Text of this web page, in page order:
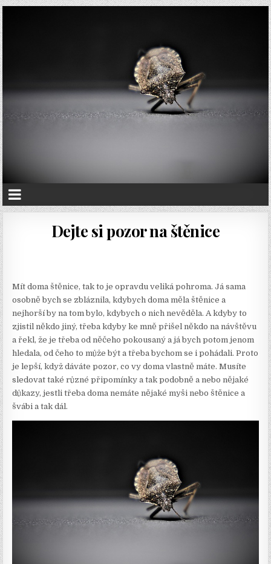
Dejte si pozor na štěnice
Mít doma štěnice, tak to je opravdu veliká pohroma. Já sama
osobně bych se zbláznila, kdybych doma měla štěnice a
nejhorší by na tom bylo, kdybych o nich nevěděla. A kdyby to
zjistil někdo jiný, třeba kdyby ke mně přišel někdo na návštěvu
a řekl, že je třeba od něčeho pokousaný a já bych potom jenom
hledala, od čeho to může být a třeba bychom se i pohádali. Proto
je lepší, když dáváte pozor, co vy doma vlastně máte. Musíte
sledovat také různé připomínky a tak podobně a nebo nějaké
důkazy, jestli třeba doma nemáte nějaké myši nebo štěnice a
švábi a tak dál.